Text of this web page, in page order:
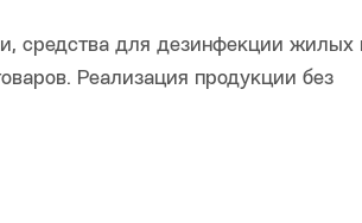
средства для дезинфекции жилых
Реализация продукции без